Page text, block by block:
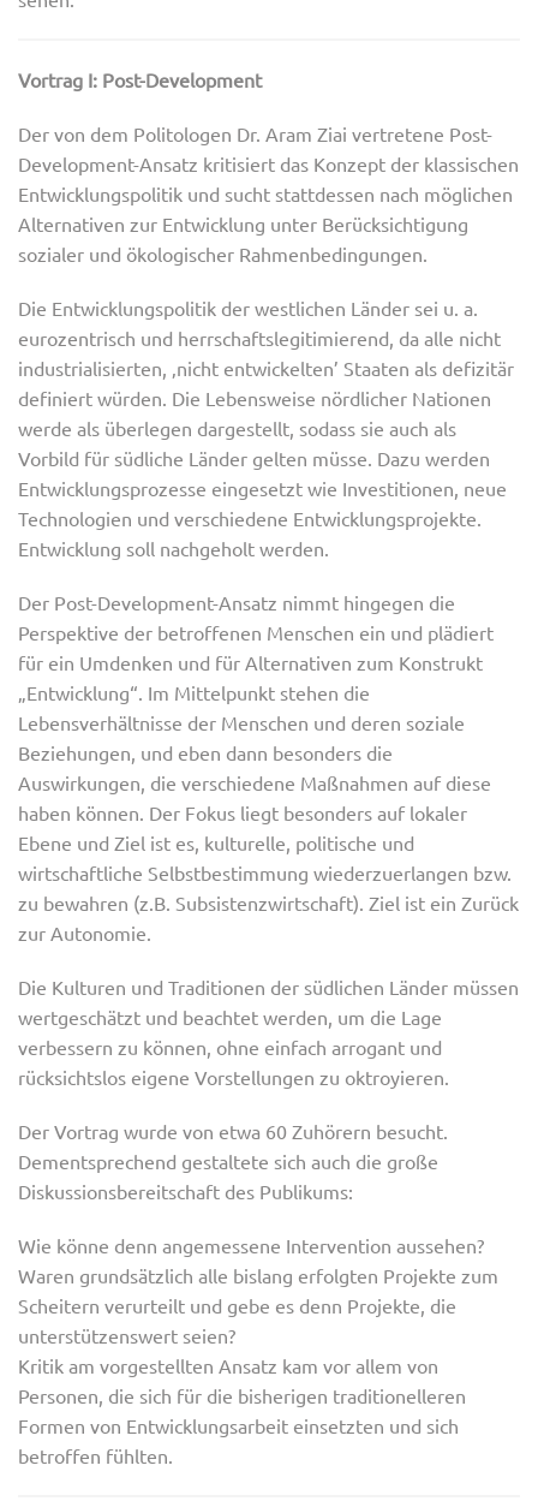
Vortrag I: Post-Development
Der von dem Politologen Dr. Aram Ziai vertretene Post-
Development-Ansatz kritisiert das Konzept der klassischen
Entwicklungspolitik und sucht stattdessen nach möglichen
Alternativen zur Entwicklung unter Berücksichtigung
sozialer und ökologischer Rahmenbedingungen.
Die Entwicklungspolitik der westlichen Länder sei u. a.
eurozentrisch und herrschaftslegitimierend, da alle nicht
industrialisierten, ‚nicht entwickelten’ Staaten als defizitär
definiert würden. Die Lebensweise nördlicher Nationen
werde als überlegen dargestellt, sodass sie auch als
Vorbild für südliche Länder gelten müsse. Dazu werden
Entwicklungsprozesse eingesetzt wie Investitionen, neue
Technologien und verschiedene Entwicklungsprojekte.
Entwicklung soll nachgeholt werden.
Der Post-Development-Ansatz nimmt hingegen die
Perspektive der betroffenen Menschen ein und plädiert
für ein Umdenken und für Alternativen zum Konstrukt
„Entwicklung“. Im Mittelpunkt stehen die
Lebensverhältnisse der Menschen und deren soziale
Beziehungen, und eben dann besonders die
Auswirkungen, die verschiedene Maßnahmen auf diese
haben können. Der Fokus liegt besonders auf lokaler
Ebene und Ziel ist es, kulturelle, politische und
wirtschaftliche Selbstbestimmung wiederzuerlangen bzw.
zu bewahren (z.B. Subsistenzwirtschaft). Ziel ist ein Zurück
zur Autonomie.
Die Kulturen und Traditionen der südlichen Länder müssen
wertgeschätzt und beachtet werden, um die Lage
verbessern zu können, ohne einfach arrogant und
rücksichtslos eigene Vorstellungen zu oktroyieren.
Der Vortrag wurde von etwa 60 Zuhörern besucht.
Dementsprechend gestaltete sich auch die große
Diskussionsbereitschaft des Publikums:
Wie könne denn angemessene Intervention aussehen?
Waren grundsätzlich alle bislang erfolgten Projekte zum
Scheitern verurteilt und gebe es denn Projekte, die
unterstützenswert seien?
Kritik am vorgestellten Ansatz kam vor allem von
Personen, die sich für die bisherigen traditionelleren
Formen von Entwicklungsarbeit einsetzten und sich
betroffen fühlten.